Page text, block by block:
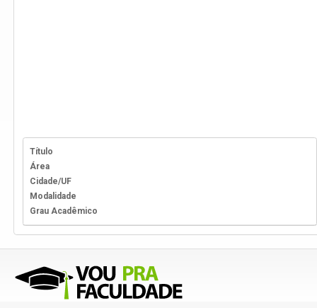
Título
Área
Cidade/UF
Modalidade
Grau Acadêmico